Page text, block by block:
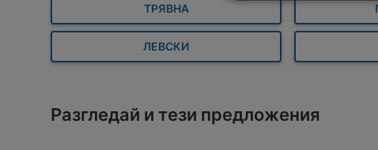
ТРЯВНА
ЛЕВСКИ
Разгледай и тези предложения